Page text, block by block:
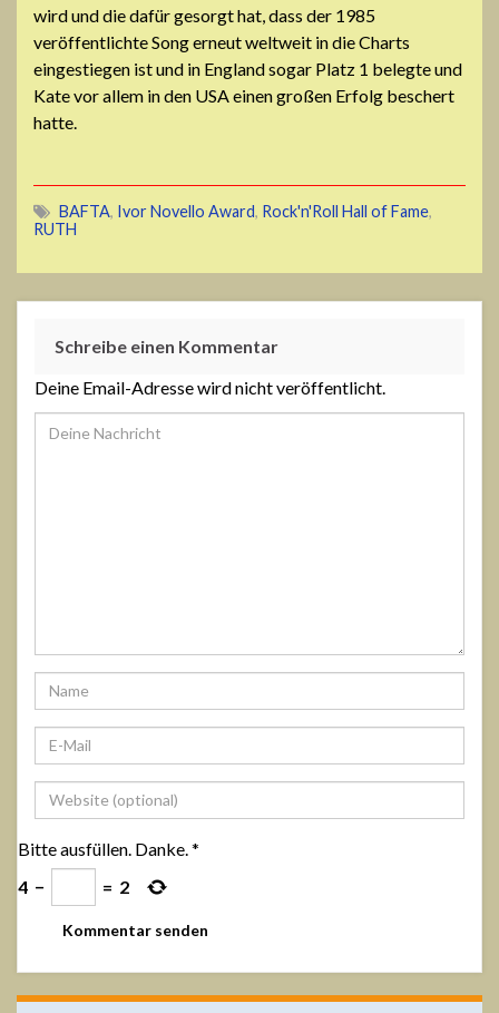
wird und die dafür gesorgt hat, dass der 1985
veröffentlichte Song erneut weltweit in die Charts
eingestiegen ist und in England sogar Platz 1 belegte und
Kate vor allem in den USA einen großen Erfolg beschert
hatte.
BAFTA, Ivor Novello Award, Rock'n'Roll Hall of Fame,
RUTH
Schreibe einen Kommentar
Deine Email-Adresse wird nicht veröffentlicht.
Bitte ausfüllen. Danke. *
4 − = 2